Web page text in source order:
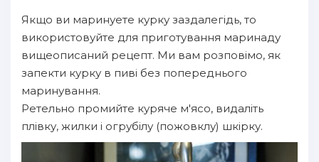
Якщо ви маринуете курку заздалегідь, то
використовуйте для приготування маринаду
вищеописаний рецепт. Ми вам розповімо, як
запекти курку в пиві без попереднього
маринування.
Ретельно промийте куряче м'ясо, видаліть
плівку, жилки і огрубілу (пожовклу) шкірку.